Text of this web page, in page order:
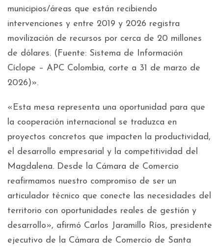
municipios/áreas que están recibiendo
intervenciones y entre 2019 y 2026 registra
movilización de recursos por cerca de 20 millones
de dólares. (Fuente: Sistema de Información
Cíclope – APC Colombia, corte a 31 de marzo de
2026)».
«Esta mesa representa una oportunidad para que
la cooperación internacional se traduzca en
proyectos concretos que impacten la productividad,
el desarrollo empresarial y la competitividad del
Magdalena. Desde la Cámara de Comercio
reafirmamos nuestro compromiso de ser un
articulador técnico que conecte las necesidades del
territorio con oportunidades reales de gestión y
desarrollo», afirmó Carlos Jaramillo Ríos, presidente
ejecutivo de la Cámara de Comercio de Santa